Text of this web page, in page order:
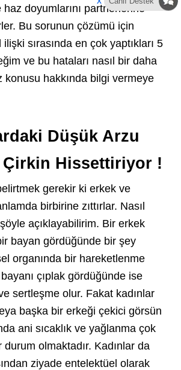
doyumlarını partnerlerine
Bu sorunun çözümü için
sırasında en çok yaptıkları 5
ve bu hataları nasıl bir daha
konusu hakkında bilgi vermeye
Düşük Arzu
Hissettiriyor !
gerekir ki erkek ve
birbirine zıttırlar. Nasıl
açıklayabilirim. Bir erkek
bayan gördüğünde bir şey
organında bir hareketlenme
çıplak gördüğünde ise
sertleşme olur. Fakat kadınlar
başka bir erkeği çekici görsün
ani sıcaklık ve yağlanma çok
olmaktadır. Kadınlar da
ziyade entelektüel olarak